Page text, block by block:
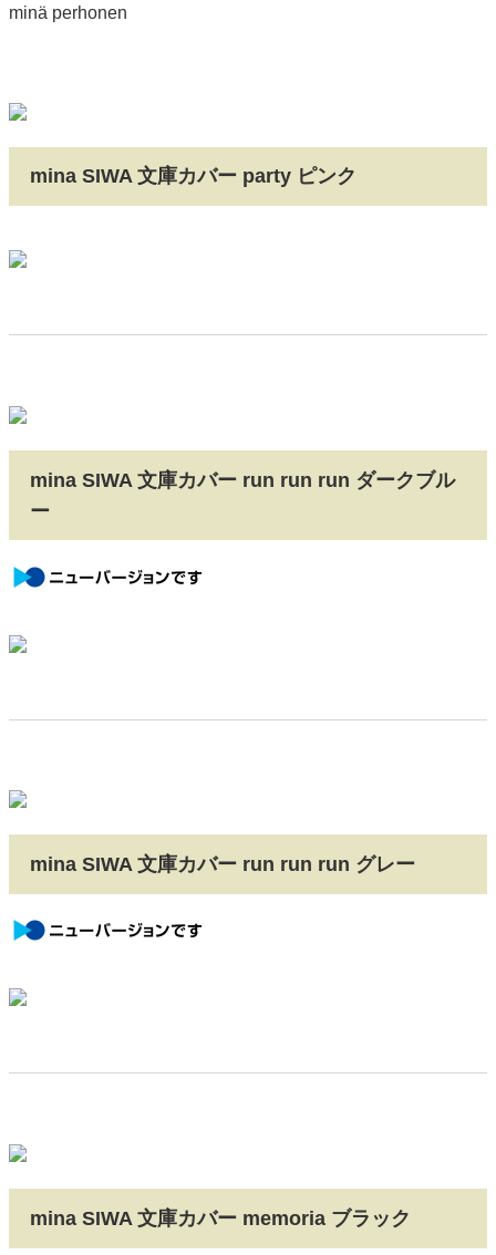
minä perhonen
mina SIWA 文庫カバー party ピンク
mina SIWA 文庫カバー run run run ダークブル
ー
mina SIWA 文庫カバー run run run グレー
mina SIWA 文庫カバー memoria ブラック